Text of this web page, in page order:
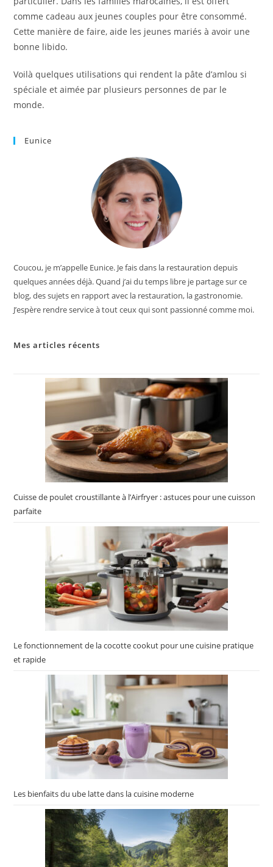
comme cadeau aux jeunes couples pour être consommé.
Cette manière de faire, aide les jeunes mariés à avoir une
bonne libido.
Voilà quelques utilisations qui rendent la pâte d’amlou si
spéciale et aimée par plusieurs personnes de par le
monde.
Eunice
Coucou, je m’appelle Eunice. Je fais dans la restauration depuis
quelques années déjà. Quand j’ai du temps libre je partage sur ce
blog, des sujets en rapport avec la restauration, la gastronomie.
J’espère rendre service à tout ceux qui sont passionné comme moi.
Mes articles récents
Cuisse de poulet croustillante à l’Airfryer : astuces pour une cuisson
parfaite
Le fonctionnement de la cocotte cookut pour une cuisine pratique
et rapide
Les bienfaits du ube latte dans la cuisine moderne